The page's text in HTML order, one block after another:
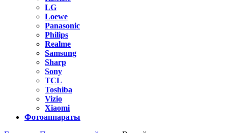
LG
Loewe
Panasonic
Philips
Realme
Samsung
Sharp
Sony
TCL
Toshiba
Vizio
Xiaomi
Фотоаппараты